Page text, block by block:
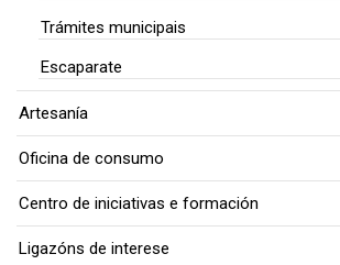
Trámites municipais
Escaparate
Artesanía
Oficina de consumo
Centro de iniciativas e formación
Ligazóns de interese